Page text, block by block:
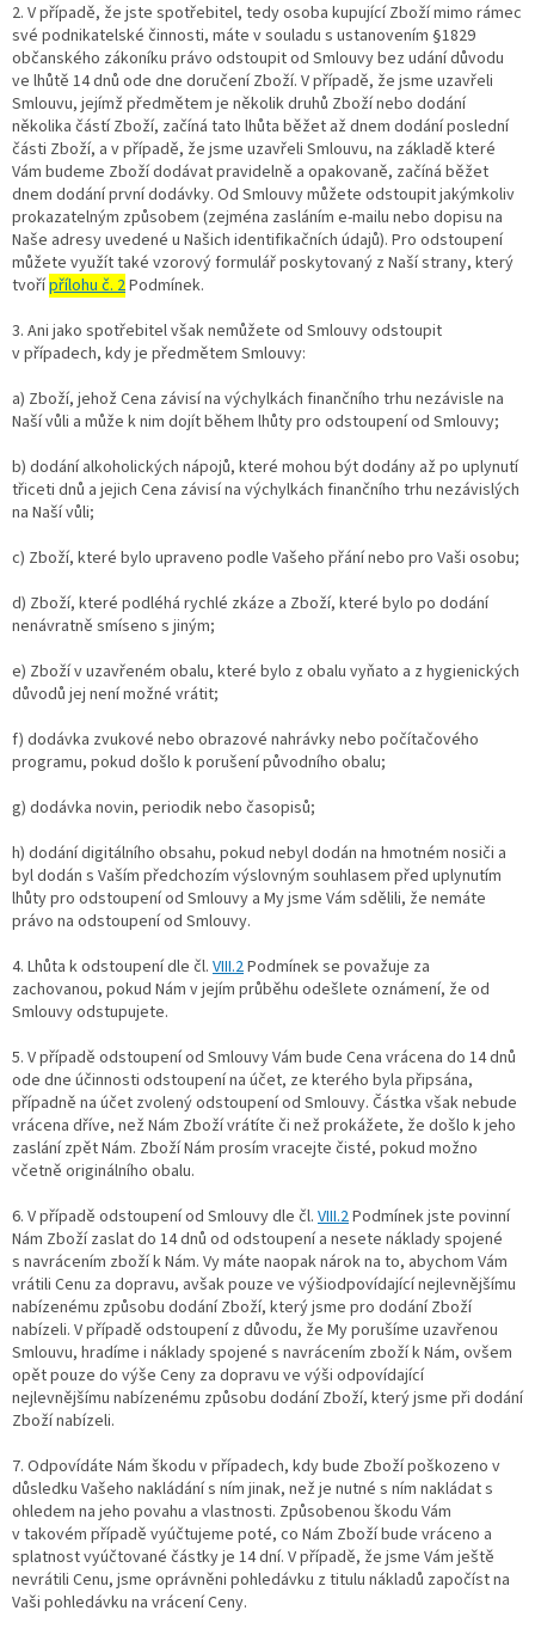
2. V případě, že jste spotřebitel, tedy osoba kupující Zboží mimo rámec
své podnikatelské činnosti, máte v souladu s ustanovením §1829
občanského zákoníku právo odstoupit od Smlouvy bez udání důvodu
ve lhůtě 14 dnů ode dne doručení Zboží. V případě, že jsme uzavřeli
Smlouvu, jejímž předmětem je několik druhů Zboží nebo dodání
několika částí Zboží, začíná tato lhůta běžet až dnem dodání poslední
části Zboží, a v případě, že jsme uzavřeli Smlouvu, na základě které
Vám budeme Zboží dodávat pravidelně a opakovaně, začíná běžet
dnem dodání první dodávky. Od Smlouvy můžete odstoupit jakýmkoliv
prokazatelným způsobem (zejména zasláním e-mailu nebo dopisu na
Naše adresy uvedené u Našich identifikačních údajů). Pro odstoupení
můžete využít také vzorový formulář poskytovaný z Naší strany, který
tvořípřílohu č. 2Podmínek.
3. Ani jako spotřebitel však nemůžete od Smlouvy odstoupit
v případech, kdy je předmětem Smlouvy:
a) Zboží, jehož Cena závisí na výchylkách finančního trhu nezávisle na
Naší vůli a může k nim dojít během lhůty pro odstoupení od Smlouvy;
b) dodání alkoholických nápojů, které mohou být dodány až po uplynutí
třiceti dnů a jejich Cena závisí na výchylkách finančního trhu nezávislých
na Naší vůli;
c) Zboží, které bylo upraveno podle Vašeho přání nebo pro Vaši osobu;
d) Zboží, které podléhá rychlé zkáze a Zboží, které bylo po dodání
nenávratně smíseno s jiným;
e) Zboží v uzavřeném obalu, které bylo z obalu vyňato a z hygienických
důvodů jej není možné vrátit;
f) dodávka zvukové nebo obrazové nahrávky nebo počítačového
programu, pokud došlo k porušení původního obalu;
g) dodávka novin, periodik nebo časopisů;
h) dodání digitálního obsahu, pokud nebyl dodán na hmotném nosiči a
byl dodán s Vaším předchozím výslovným souhlasem před uplynutím
lhůty pro odstoupení od Smlouvy a My jsme Vám sdělili, že nemáte
právo na odstoupení od Smlouvy.
4. Lhůta k odstoupení dle čl. VIII.2Podmínek se považuje za
zachovanou, pokud Nám v jejím průběhu odešlete oznámení, že od
Smlouvy odstupujete.
5. V případě odstoupení od Smlouvy Vám bude Cena vrácena do 14 dnů
ode dne účinnosti odstoupení na účet, ze kterého byla připsána,
případně na účet zvolený odstoupení od Smlouvy. Částka však nebude
vrácena dříve, než Nám Zboží vrátíte či než prokážete, že došlo k jeho
zaslání zpět Nám. Zboží Nám prosím vracejte čisté, pokud možno
včetně originálního obalu.
6. V případě odstoupení od Smlouvy dle čl. VIII.2Podmínek jste povinní
Nám Zboží zaslat do 14 dnů od odstoupení a nesete náklady spojené
s navrácením zboží k Nám. Vy máte naopak nárok na to, abychom Vám
vrátili Cenu za dopravu, avšak pouze ve výšiodpovídající nejlevnějšímu
nabízenému způsobu dodání Zboží, který jsme pro dodání Zboží
nabízeli. V případě odstoupení z důvodu, že My porušíme uzavřenou
Smlouvu, hradíme i náklady spojené s navrácením zboží k Nám, ovšem
opět pouze do výše Ceny za dopravu ve výši odpovídající
nejlevnějšímu nabízenému způsobu dodání Zboží, který jsme při dodání
Zboží nabízeli.
7. Odpovídáte Nám škodu v případech, kdy bude Zboží poškozeno v
důsledku Vašeho nakládání s ním jinak, než je nutné s ním nakládat s
ohledem na jeho povahu a vlastnosti. Způsobenou škodu Vám
v takovém případě vyúčtujeme poté, co Nám Zboží bude vráceno a
splatnost vyúčtované částky je 14 dní. V případě, že jsme Vám ještě
nevrátili Cenu, jsme oprávněni pohledávku z titulu nákladů započíst na
Vaši pohledávku na vrácení Ceny.